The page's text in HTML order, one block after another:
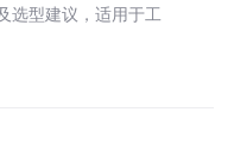
选型建议，适用于工